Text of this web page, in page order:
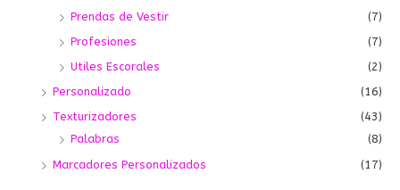
Prendas de Vestir
(7)
Profesiones
(7)
Utiles Escorales
(2)
Personalizado
(16)
Texturizadores
(43)
Palabras
(8)
Marcadores Personalizados
(17)